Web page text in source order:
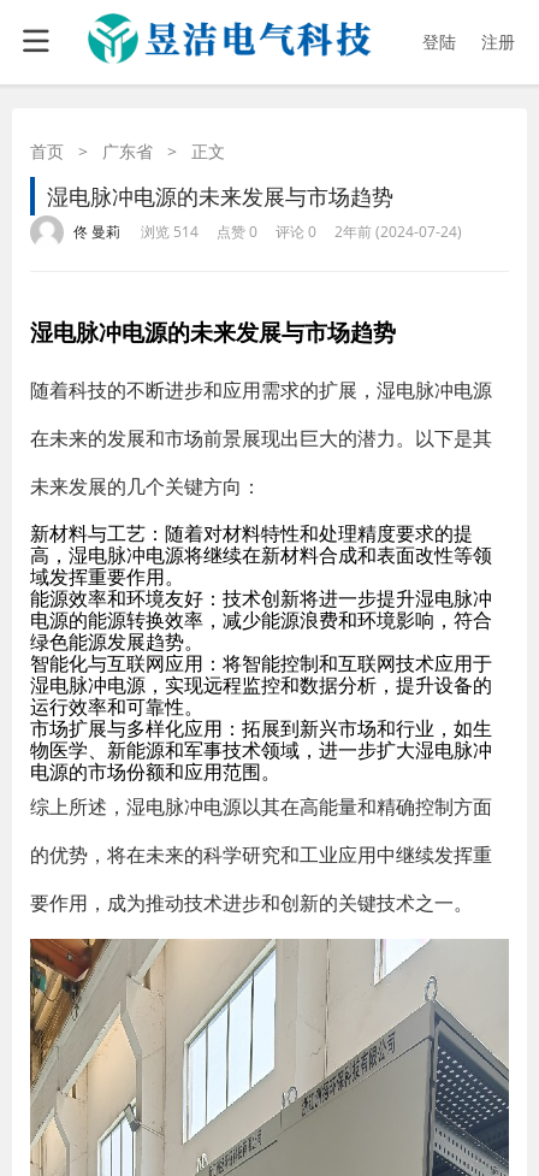
登陆 注册
首页 > 广东省 > 正文
湿电脉冲电源的未来发展与市场趋势
佟 曼莉 浏览 514 点赞 0 评论 0 2年前 (2024-07-24)
湿电脉冲电源的未来发展与市场趋势
随着科技的不断进步和应用需求的扩展，湿电脉冲电源
在未来的发展和市场前景展现出巨大的潜力。以下是其
未来发展的几个关键方向：
新材料与工艺 ：随着对材料特性和处理精度要求的提
高，湿电脉冲电源将继续在新材料合成和表面改性等领
域发挥重要作用。
能源效率和环境友好 ：技术创新将进一步提升湿电脉冲
电源的能源转换效率，减少能源浪费和环境影响，符合
绿色能源发展趋势。
智能化与互联网应用 ：将智能控制和互联网技术应用于
湿电脉冲电源，实现远程监控和数据分析，提升设备的
运行效率和可靠性。
市场扩展与多样化应用 ：拓展到新兴市场和行业，如生
物医学、新能源和军事技术领域，进一步扩大湿电脉冲
电源的市场份额和应用范围。
综上所述，湿电脉冲电源以其在高能量和精确控制方面
的优势，将在未来的科学研究和工业应用中继续发挥重
要作用，成为推动技术进步和创新的关键技术之一。